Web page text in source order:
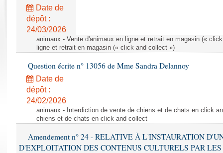
Rapports législatifs
Rapports sur l'application des lois
Baromètre de l’application des lois
Dossiers législatifs
Budget et sécurité sociale
Questions écrites et orales
Comptes rendus des débats
Date de
dépôt :
24/03/2026
animaux - Vente d'animaux en ligne et retrait en magasin («
ligne et retrait en magasin (« click and collect »)
Question écrite n° 13056 de Mme Sandra Delannoy
Date de
dépôt :
24/02/2026
animaux - Interdiction de vente de chiens et de chats en click
chiens et de chats en click and collect
Amendement n° 24 - RELATIVE À L'INSTAURATION
D'EXPLOITATION DES CONTENUS CULTURELS PAR LES